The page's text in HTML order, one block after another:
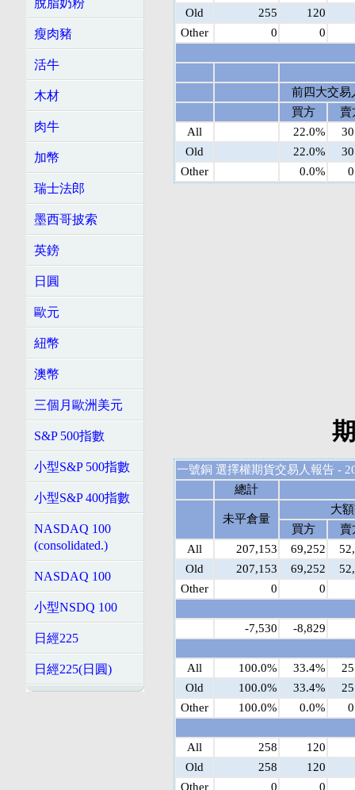
脫脂奶粉
瘦肉豬
活牛
木材
肉牛
加幣
瑞士法郎
墨西哥披索
英鎊
日圓
歐元
紐幣
澳幣
三個月歐洲美元
S&P 500指數
小型S&P 500指數
小型S&P 400指數
NASDAQ 100
(consolidated.)
NASDAQ 100
小型NSDQ 100
日經225
日經225(日圓)
Old
255
120
Other
0 0
前四大交易
買方
賣
All
22.0%
Old
22.0%
Other
0.0%
一號銅 選擇權期貨交易人報告 -
總計
未平倉量
大
買方
賣
All
207,153 69,252
Old
207,153 69,252
Other
0 0
-7,530 -8,829
All 100.0% 33.4%
Old
100.0% 33.4%
Other
100.0% 0.0%
All 258
120
Old
258
120
Other
0 0